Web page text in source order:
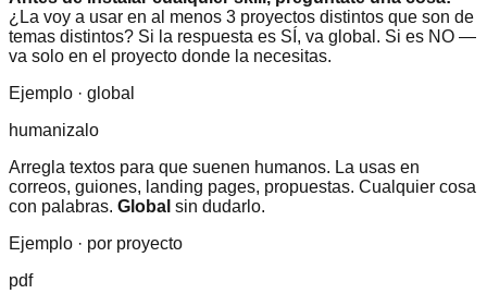
¿La voy a usar en al menos 3 proyectos distintos que son de
temas distintos? Si la respuesta es SÍ, va global. Si es NO —
va solo en el proyecto donde la necesitas.
Ejemplo · global
humanizalo
Arregla textos para que suenen humanos. La usas en
correos, guiones, landing pages, propuestas. Cualquier cosa
con palabras. Global sin dudarlo.
Ejemplo · por proyecto
pdf